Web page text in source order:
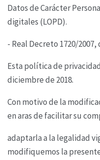
Datos de Carácter
digitales (LOPD).
- Real Decreto 1720/
Esta política de
diciembre de 2018.
Con motivo de la
en aras de facilitar su
adaptarla a la legalidad
modifiquemos la